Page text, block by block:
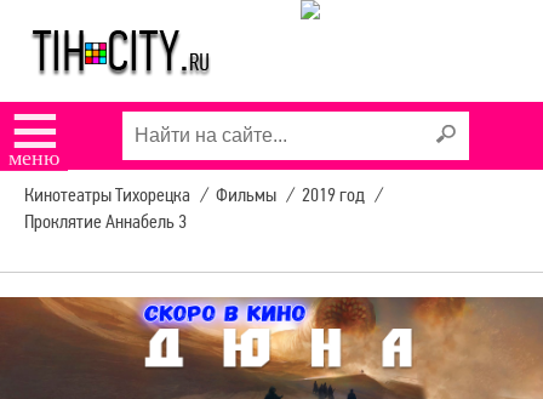
☰
меню
Кинотеатры Тихорецка / Фильмы / 2019 год /
Проклятие Аннабель 3